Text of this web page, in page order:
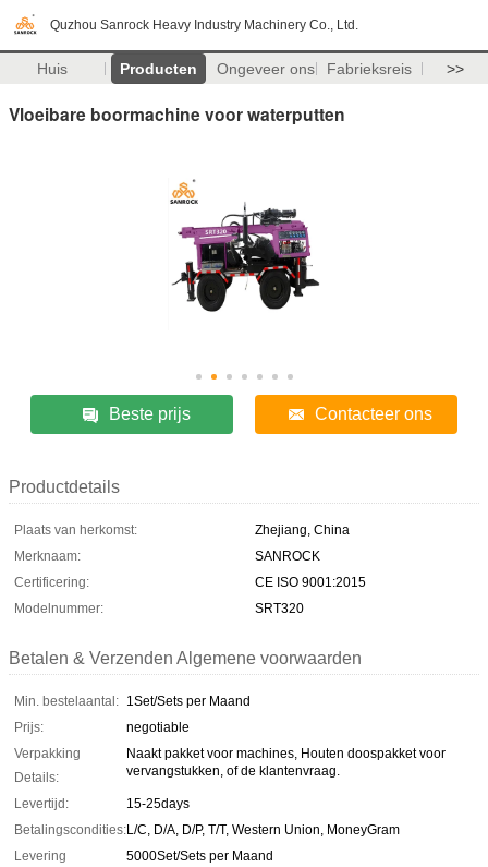
Quzhou Sanrock Heavy Industry Machinery Co., Ltd.
Huis Producten Ongeveer ons Fabrieksreis >>
Vloeibare boormachine voor waterputten
Beste prijs Contacteer ons
Productdetails
Plaats van herkomst:
Zhejiang, China
Merknaam:
SANROCK
Certificering:
CE ISO 9001:2015
Modelnummer:
SRT320
Betalen & Verzenden Algemene voorwaarden
Min. bestelaantal: 1Set/Sets per Maand
Prijs:
negotiable
Verpakking
Details:
Naakt pakket voor machines, Houten doospakket voor
vervangstukken, of de klantenvraag.
Levertijd:
15-25days
Betalingscondities:L/C, D/A, D/P, T/T, Western Union, MoneyGram
Levering
5000Set/Sets per Maand